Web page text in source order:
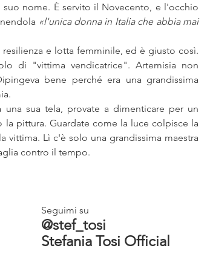
nome. È servito il Novecento, e l'occhio
«l'unica donna in Italia che abbia mai
e lotta femminile, ed è giusto così.
di "vittima vendicatrice". Artemisia non
bene perché era una grandissima
sua tela, provate a dimenticare per un
pittura. Guardate come la luce colpisce la
vittima. Lì c'è solo una grandissima maestra
contro il tempo.
Seguimi su
@stef_tosi
Stefania Tosi Official